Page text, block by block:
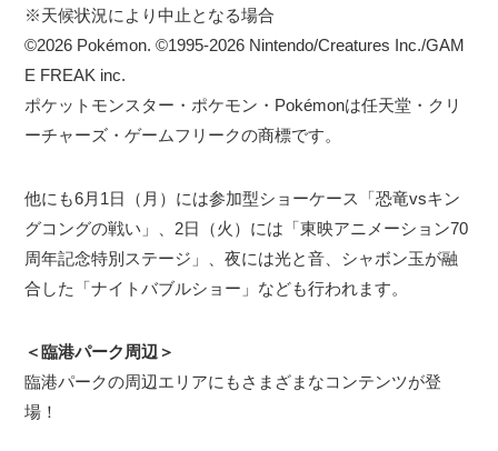
※天候状況により中止となる場合
©2026 Pokémon. ©1995-2026 Nintendo/Creatures Inc./GAM
E FREAK inc.
ポケットモンスター・ポケモン・Pokémonは任天堂・クリ
ーチャーズ・ゲームフリークの商標です。
他にも6月1日（月）には参加型ショーケース「恐竜vsキン
グコングの戦い」、2日（火）には「東映アニメーション70
周年記念特別ステージ」、夜には光と音、シャボン玉が融
合した「ナイトバブルショー」なども行われます。
＜臨港パーク周辺＞
臨港パークの周辺エリアにもさまざまなコンテンツが登
場！